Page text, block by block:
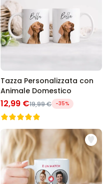
Tazza Personalizzata con
Animale Domestico
12,99 €19,99 € -35%